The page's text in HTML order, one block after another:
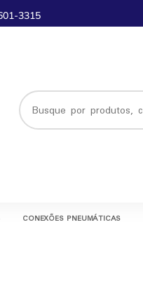
3315
CONEXÕES PNEUMÁTICAS